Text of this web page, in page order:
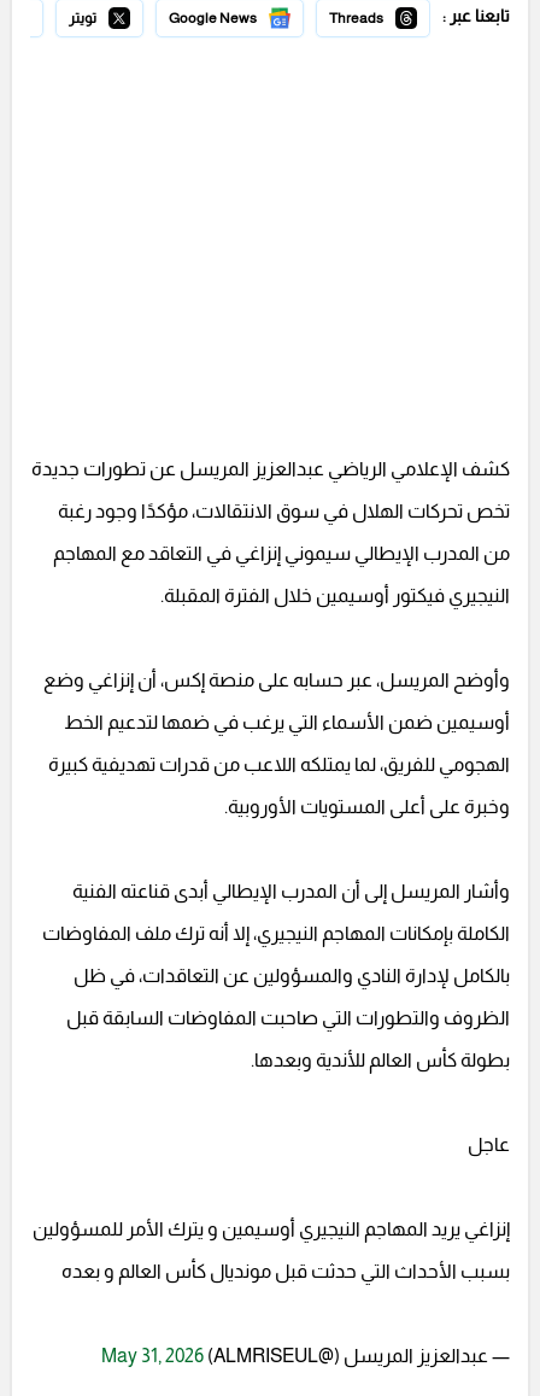
تابعنا عبر : Threads
Google News تويتر
كشف الإعلامي الرياضي عبدالعزيز المريسل عن تطورات جديدة
تخص تحركات الهلال في سوق الانتقالات، مؤكدًا وجود رغبة
من المدرب الإيطالي سيموني إنزاغي في التعاقد مع المهاجم
النيجيري فيكتور أوسيمين خلال الفترة المقبلة.
وأوضح المريسل، عبر حسابه على منصة إكس، أن إنزاغي وضع
أوسيمين ضمن الأسماء التي يرغب في ضمها لتدعيم الخط
الهجومي للفريق، لما يمتلكه اللاعب من قدرات تهديفية كبيرة
وخبرة على أعلى المستويات الأوروبية.
وأشار المريسل إلى أن المدرب الإيطالي أبدى قناعته الفنية
الكاملة بإمكانات المهاجم النيجيري، إلا أنه ترك ملف المفاوضات
بالكامل لإدارة النادي والمسؤولين عن التعاقدات، في ظل
الظروف والتطورات التي صاحبت المفاوضات السابقة قبل
بطولة كأس العالم للأندية وبعدها.
عاجل
إنزاغي يريد المهاجم النيجيري أوسيمين و يترك الأمر للمسؤولين
بسبب الأحداث التي حدثت قبل مونديال كأس العالم و بعده
— عبدالعزيز المريسل (@ALMRISEUL) May 31, 2026